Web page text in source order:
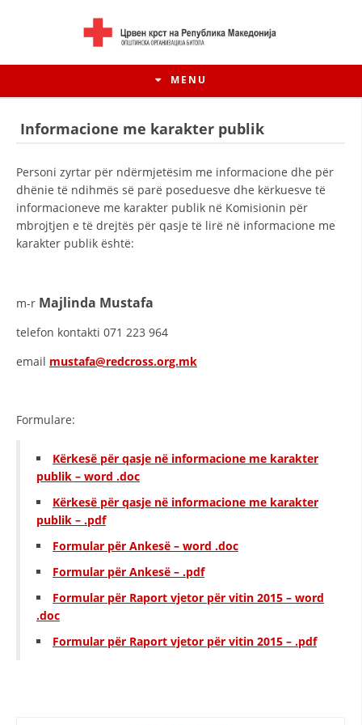
MENU
HISTORIA E LËVIZJES
HISTORIA E KRYQIT TË KUQ
STRUKTURA E ORGANIZATËS
LIGJI I KRYQIT TË KUQ
Informacione me karakter publik
Personi zyrtar për ndërmjetësim me informacione dhe për
dhënie të ndihmës së parë poseduesve dhe kërkuesve të
informacioneve me karakter publik në Komisionin për
mbrojtjen e të drejtës për qasje të lirë në informacione me
karakter publik është:
m-r Majlinda Mustafa
telefon kontakti 071 223 964
email mustafa@redcross.org.mk
Formulare:
Kërkesë për qasje në informacione me karakter
publik – word .doc
Kërkesë për qasje në informacione me karakter
publik – .pdf
Formular për Ankesë – word .doc
Formular për Ankesë – .pdf
Formular për Raport vjetor për vitin 2015 – word
.doc
Formular për Raport vjetor për vitin 2015 – .pdf